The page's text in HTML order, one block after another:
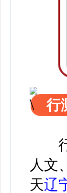
行
行
人文
天辽